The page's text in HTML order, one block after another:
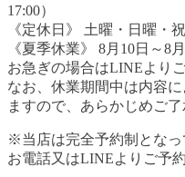
17:00）
《定休日》 土曜・日曜・
《夏季休業》 8月10日～8
お急ぎの場合はLINEより
なお、休業期間中は内容
ますので、あらかじめご了
※当店は完全予約制となっ
お電話又はLINEよりご予